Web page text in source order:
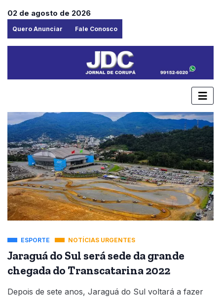
02 de agosto de 2026
Quero Anunciar Fale Conosco
ESPORTE NOTÍCIAS URGENTES
Jaraguá do Sul será sede da grande
chegada do Transcatarina 2022
Depois de sete anos, Jaraguá do Sul voltará a fazer